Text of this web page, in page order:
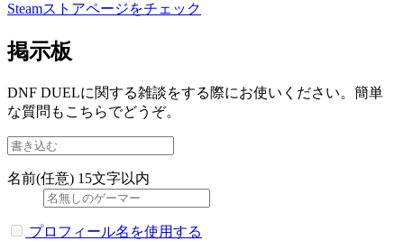
Steamストアページをチェック
掲示板
DNF DUELに関する雑談をする際にお使いください。簡単
な質問もこちらでどうぞ。
名前(任意) 15文字以内
プロフィール名を使用する